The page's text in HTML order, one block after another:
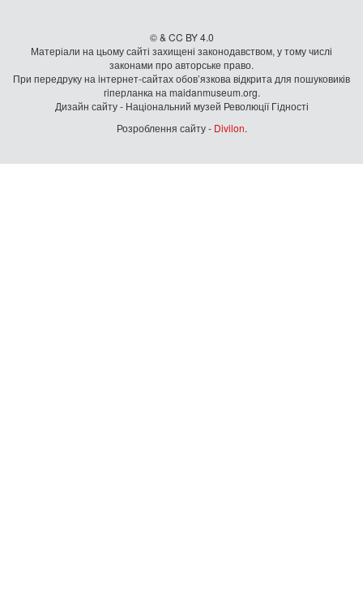
© & CC BY 4.0
Матеріали на цьому сайті захищені законодавством, у тому числі
законами про авторське право.
При передруку на iнтернет-сайтах обов’язкова відкрита для пошуковиків
гiперланка на maidanmuseum.org.
Дизайн сайту - Національний музей Революції Гідності
Розроблення сайту - Divilon.